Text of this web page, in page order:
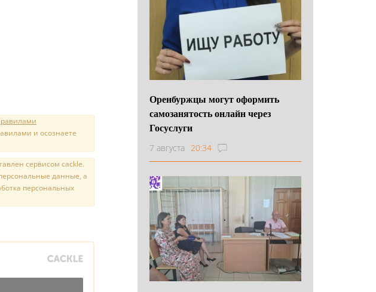
и осознаете
сервисом cackle.
данные, а
персональных
Оренбуржцы могут оформить
самозанятость онлайн через
Госуслуги
7 августа 20:34